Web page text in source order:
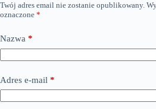
Twój adres email nie zostanie opublikowany.
oznaczone *
Nazwa *
Adres e-mail *